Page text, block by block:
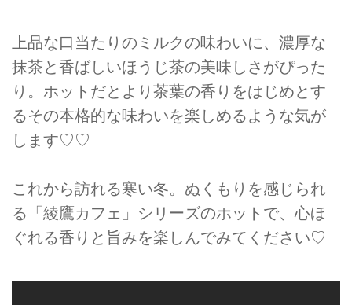
上品な口当たりのミルクの味わいに、濃厚な
抹茶と香ばしいほうじ茶の美味しさがぴった
り。ホットだとより茶葉の香りをはじめとす
るその本格的な味わいを楽しめるような気が
します♡♡
これから訪れる寒い冬。ぬくもりを感じられ
る「綾鷹カフェ」シリーズのホットで、心ほ
ぐれる香りと旨みを楽しんでみてください♡